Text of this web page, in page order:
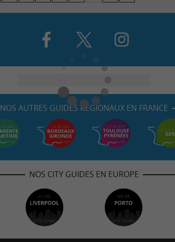
NOS AUTRES GUIDES RÉGIONAUX EN FRANCE
NOS CITY GUIDES EN EUROPE